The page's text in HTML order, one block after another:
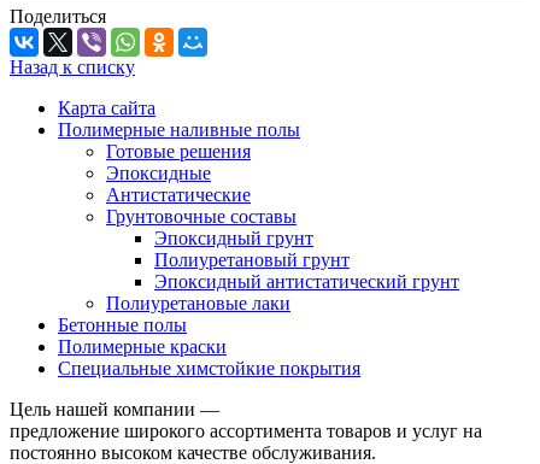
Поделиться
Назад к списку
Карта сайта
Полимерные наливные полы
Готовые решения
Эпоксидные
Антистатические
Грунтовочные составы
Эпоксидный грунт
Полиуретановый грунт
Эпоксидный антистатический грунт
Полиуретановые лаки
Бетонные полы
Полимерные краски
Специальные химстойкие покрытия
Цель нашей компании —
предложение широкого ассортимента товаров и услуг на
постоянно высоком качестве обслуживания.